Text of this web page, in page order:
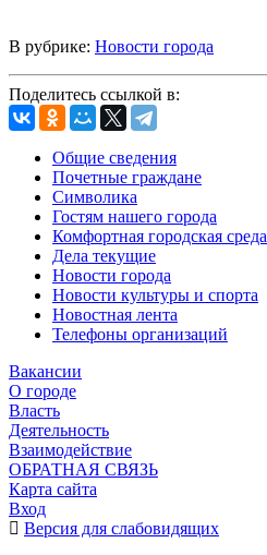
В рубрике: Новости города
Поделитесь ссылкой в:
Общие сведения
Почетные граждане
Символика
Гостям нашего города
Комфортная городская среда
Дела текущие
Новости города
Новости культуры и спорта
Новостная лента
Телефоны организаций
Вакансии
О городе
Власть
Деятельность
Взаимодействие
ОБРАТНАЯ СВЯЗЬ
Карта сайта
Вход
Версия для слабовидящих